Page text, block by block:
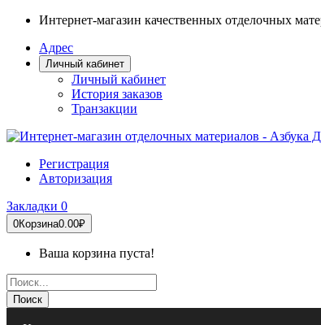
Интернет-магазин качественных отделочных
Адрес
Личный кабинет
Личный кабинет
История заказов
Транзакции
Регистрация
Авторизация
Закладки 0
0Корзина0.00₽
Ваша корзина пуста!
Поиск